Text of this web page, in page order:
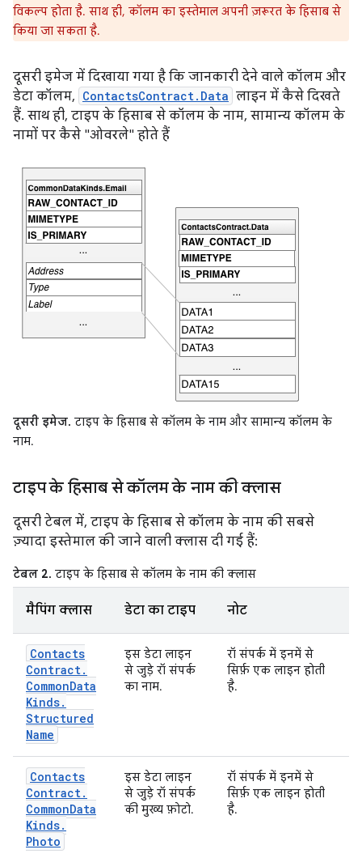
विकल्प होता है. साथ ही, कॉलम का इस्तेमाल अपनी ज़रूरत के हिसाब से
किया जा सकता है.
दूसरी इमेज में दिखाया गया है कि जानकारी देने वाले कॉलम और
डेटा कॉलम, ContactsContract.Data लाइन में कैसे दिखते
हैं. साथ ही, टाइप के हिसाब से कॉलम के नाम, सामान्य कॉलम के
नामों पर कैसे "ओवरले" होते हैं
दूसरी इमेज. टाइप के हिसाब से कॉलम के नाम और सामान्य कॉलम के
नाम.
टाइप के हिसाब से कॉलम के नाम की क्लास
दूसरी टेबल में, टाइप के हिसाब से कॉलम के नाम की सबसे
ज़्यादा इस्तेमाल की जाने वाली क्लास दी गई हैं:
टेबल 2. टाइप के हिसाब से कॉलम के नाम की क्लास
मैपिंग क्लास डेटा का टाइप नोट
Contacts
Contract.
CommonData
Kinds.
Structured
Name
इस डेटा लाइन
से जुड़े रॉ संपर्क
का नाम.
रॉ संपर्क में इनमें से
सिर्फ़ एक लाइन होती
है.
Contacts
Contract.
CommonData
Kinds.
Photo
इस डेटा लाइन
से जुड़े रॉ संपर्क
की मुख्य फ़ोटो.
रॉ संपर्क में इनमें से
सिर्फ़ एक लाइन होती
है.